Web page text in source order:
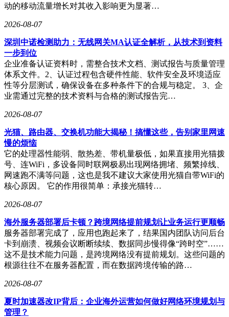
动的移动流量增长对其收入影响更为显著…
2026-08-07
深圳中诺检测助力：无线网关MA认证全解析，从技术到资料
一步到位
企业准备认证资料时，需整合技术文档、测试报告与质量管理
体系文件。2、认证过程包含硬件性能、软件安全及环境适应
性等分层测试，确保设备在多种条件下的合规与稳定。 3、企
业需通过完整的技术资料与合格的测试报告完…
2026-08-07
光猫、路由器、交换机功能大揭秘！搞懂这些，告别家里网速
慢的烦恼
它的处理器性能弱、散热差、带机量极低，如果直接用光猫拨
号、连WiFi，多设备同时联网极易出现网络拥堵、频繁掉线、
网速跑不满等问题，这也是我不建议大家使用光猫自带WiFi的
核心原因。 它的作用很简单：承接光猫转…
2026-08-07
海外服务器部署后卡顿？跨境网络提前规划让业务运行更顺畅
服务器部署完成了，应用也跑起来了，结果国内团队访问后台
卡到崩溃、视频会议断断续续、数据同步慢得像“跨时空”……
这不是技术能力问题，是跨境网络没有提前规划。这些问题的
根源往往不在服务器配置，而在数据跨境传输的路…
2026-08-07
夏时加速器改IP背后：企业海外运营如何做好网络环境规划与
管理？